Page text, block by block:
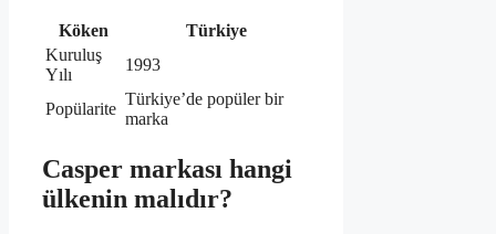
Köken
Türkiye
Kuruluş
Yılı
1993
Popülarite
Türkiye’de popüler bir
marka
Casper markası hangi
ülkenin malıdır?